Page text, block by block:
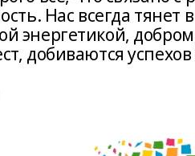
Нас всегда
энергетикой,
добиваются